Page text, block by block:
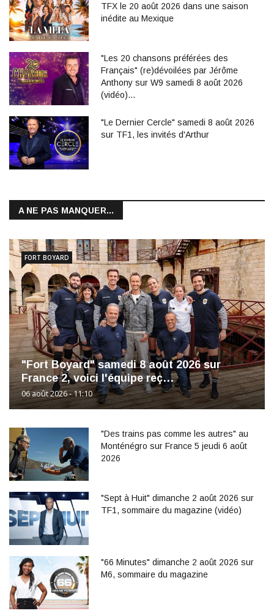
TFX le 20 août 2026 dans une saison
inédite au Mexique
"Les 20 chansons préférées des
Français" (re)dévoilées par Jérôme
Anthony sur W9 samedi 8 août 2026
(vidéo)…
"Le Dernier Cercle" samedi 8 août 2026
sur TF1, les invités d'Arthur
A NE PAS MANQUER...
"Fort Boyard" samedi 8 août 2026 sur
France 2, voici l'équipe reç…
06 août 2026 - 11:10
FORT BOYARD
"Des trains pas comme les autres" au
Monténégro sur France 5 jeudi 6 août
2026
"Sept à Huit" dimanche 2 août 2026 sur
TF1, sommaire du magazine (vidéo)
"66 Minutes" dimanche 2 août 2026 sur
M6, sommaire du magazine